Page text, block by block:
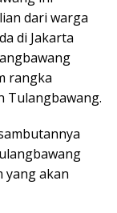
dari warga
di Jakarta
rangka
Tulangbawang.
akan